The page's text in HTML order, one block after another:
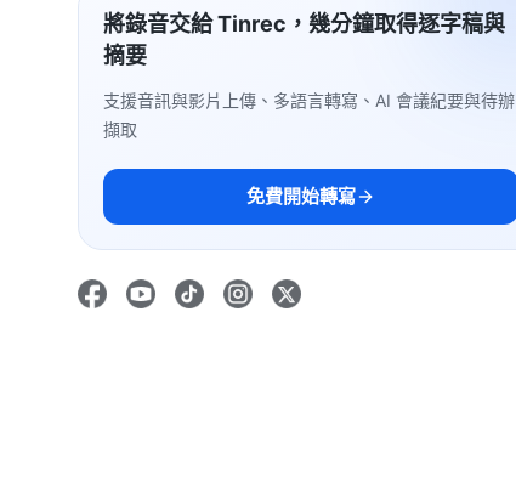
將錄音交給 Tinrec，幾分鐘取得逐字稿與
摘要
支援音訊與影片上傳、多語言轉寫、AI 會議紀要與待辦
擷取
免費開始轉寫